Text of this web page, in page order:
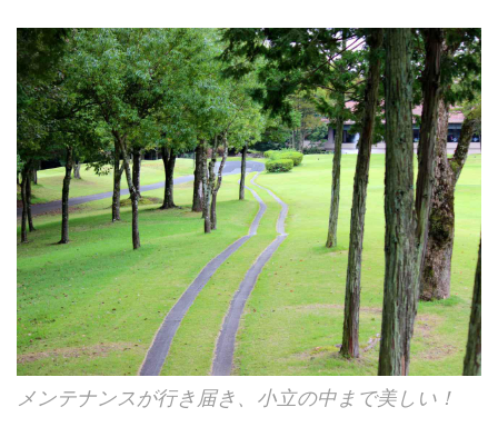
メンテナンスが行き届き、小立の中まで美しい！